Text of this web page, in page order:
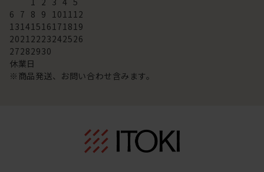
6 7 8 9 10 11 12
13 14 15 16 17 18 19
2021 2223242526
27282930
休業日
※商品発送、お問い合わせ含みます。